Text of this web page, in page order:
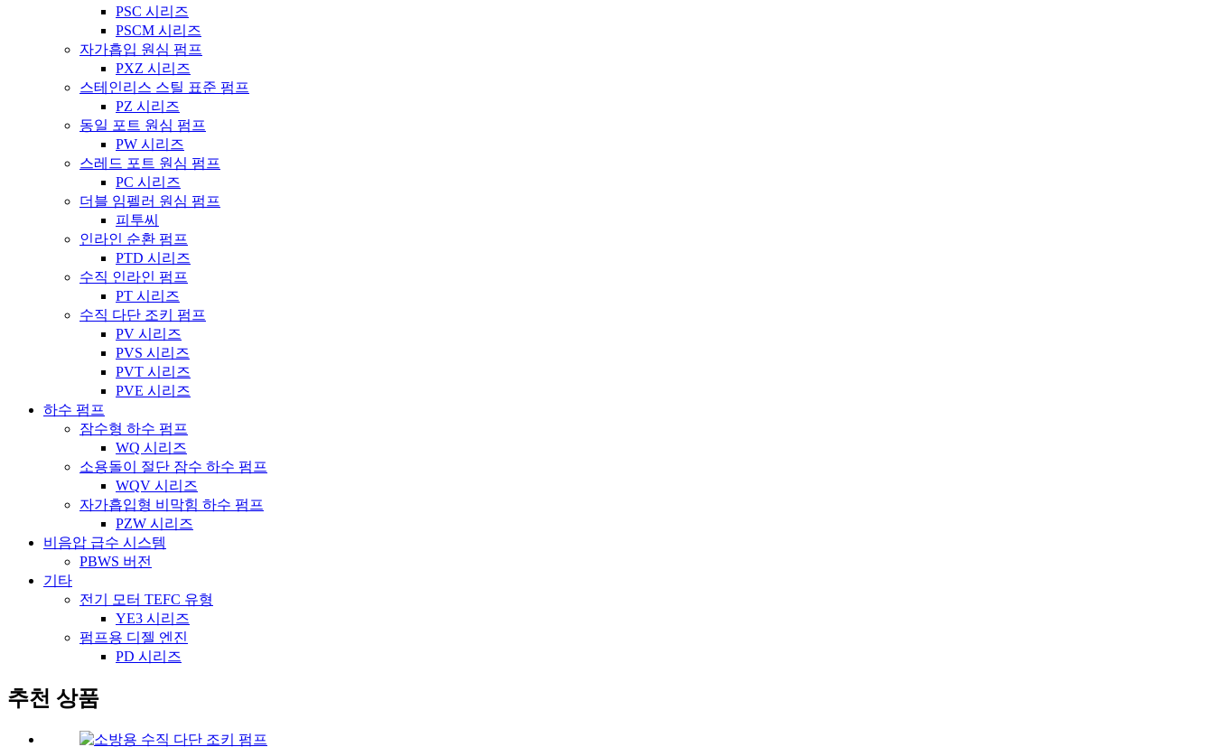
PSC 시리즈
PSCM 시리즈
자가흡입 원심 펌프
PXZ 시리즈
스테인리스 스틸 표준 펌프
PZ 시리즈
동일 포트 원심 펌프
PW 시리즈
스레드 포트 원심 펌프
PC 시리즈
더블 임펠러 원심 펌프
피투씨
인라인 순환 펌프
PTD 시리즈
수직 인라인 펌프
PT 시리즈
수직 다단 조키 펌프
PV 시리즈
PVS 시리즈
PVT 시리즈
PVE 시리즈
하수 펌프
잠수형 하수 펌프
WQ 시리즈
소용돌이 절단 잠수 하수 펌프
WQV 시리즈
자가흡입형 비막힘 하수 펌프
PZW 시리즈
비음압 급수 시스템
PBWS 버전
기타
전기 모터 TEFC 유형
YE3 시리즈
펌프용 디젤 엔진
PD 시리즈
추천 상품